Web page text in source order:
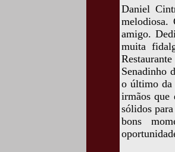
Daniel
melodiosa.
amigo.
muita
Senadinho
o último da
irmãos que
sólidos
bons